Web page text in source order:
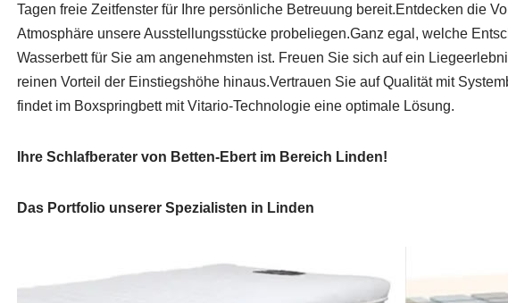
Tagen freie Zeitfenster für Ihre persönliche Betreuung bereit.Entdecken die
Atmosphäre unsere Ausstellungsstücke probeliegen.Ganz egal, welche
Wasserbett für Sie am angenehmsten ist. Freuen Sie sich auf ein
reinen Vorteil der Einstiegshöhe hinaus.Vertrauen Sie auf Qualität mit
findet im Boxspringbett mit Vitario-Technologie eine optimale Lösung.
Ihre Schlafberater von Betten-Ebert im Bereich Linden!
Das Portfolio unserer Spezialisten in Linden